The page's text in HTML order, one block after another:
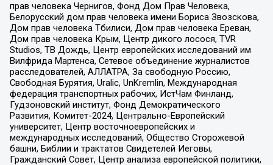
прав человека Чернигов, Фонд Дом Прав Человека,
Белорусский дом прав человека имени Бориса Звозскова,
Дом прав человека Тбилиси, Дом прав человека Ереван,
Дом прав человека Крым, Центр дикого лосося, TVR
Studios, ТВ Дождь, Центр европейских исследований им
Вилфрида Мартенса, Сетевое объединение журналистов
расследователей, АЛЛАТРА, За свободную Россию,
Свободная Бурятия, Uralic, UnKremlin, Международная
федерация транспортных рабочих, ИстЧам Финланд,
Гудзоновский институт, Фонд Демократического
Развития, Комитет-2024, Центрально-Европейский
университет, Центр восточноевропейских и
международных исследований, Общество Сторожевой
башни, Библии и трактатов Свидетелей Иеговы,
Гражданский Совет, Центр анализа европейской политики,